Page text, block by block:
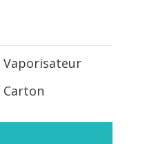
Vaporisateur
Carton